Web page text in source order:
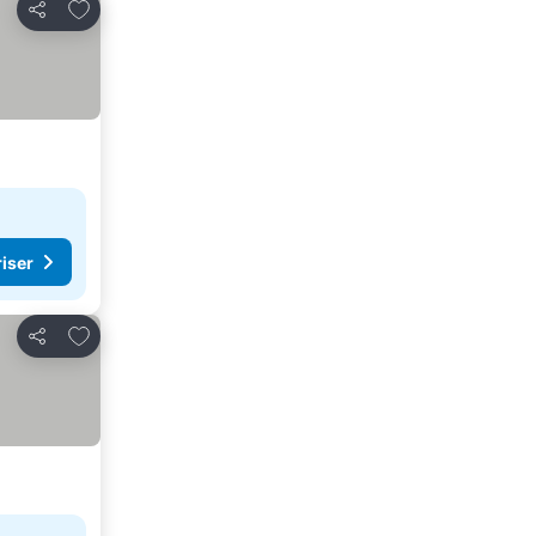
Del
Legg til i favoritter
Del
Legg til i favoritter